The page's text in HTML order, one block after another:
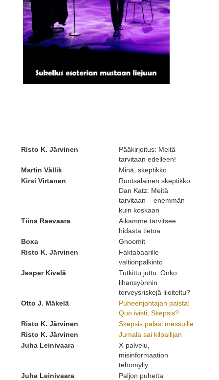
Risto K. Järvinen
Pääkirjoitus: Meitä
tarvitaan edelleen!
Martin Vällik
Minä, skeptikko
Kirsi Virtanen
Ruotsalainen skeptikko
Dan Katz: Meitä
tarvitaan – enemmän
kuin koskaan
Tiina Raevaara
Aikamme tarvitsee
hidasta tietoa
Boxa
Gnoomit
Risto K. Järvinen
Faktabaarille
valtionpalkinto
Jesper Kivelä
Tutkittu juttu: Onko
lihansyönnin
terveysriskejä liioiteltu?
Otto J. Mäkelä
Puheenjohtajan palsta:
Quo ivisti, Skepsis?
Risto K. Järvinen
Skepsis palasi messuille
Risto K. Järvinen
Jumala sai kilpailijan
Juha Leinivaara
X-palvelu,
misinformaation
tehomylly
Juha Leinivaara
Paljon puhetta